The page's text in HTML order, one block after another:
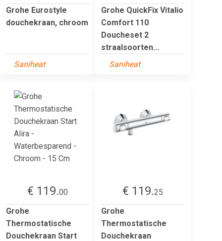
Grohe Eurostyle
douchekraan, chroom
Saniheat
Grohe QuickFix Vitalio
Comfort 110
Doucheset 2
straalsoorten...
Saniheat
€ 119.00
Grohe
Thermostatische
Douchekraan Start
€ 119.25
Grohe
Thermostatische
Douchekraan